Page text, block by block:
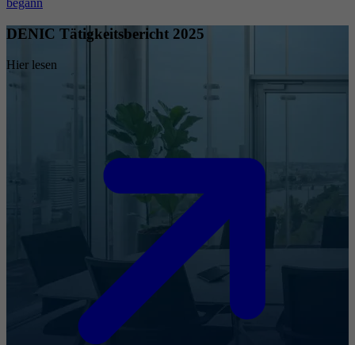
begann
DENIC Tätigkeitsbericht 2025
Hier lesen